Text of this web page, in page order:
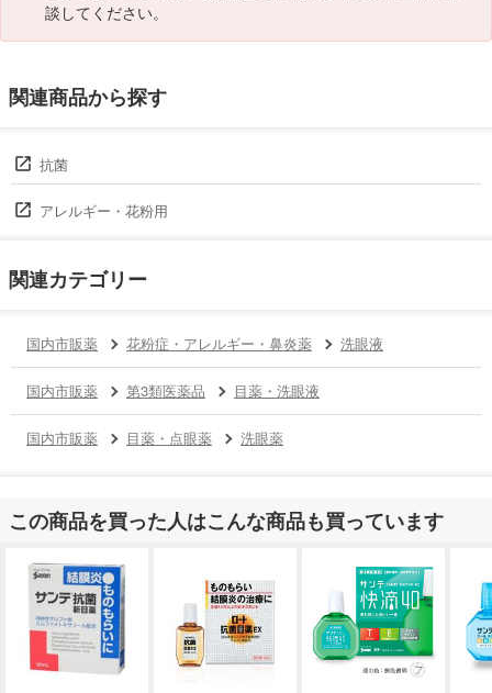
談してください。
関連商品から探す
抗菌
アレルギー・花粉用
関連カテゴリー
国内市販薬 花粉症・アレルギー・鼻炎薬 洗眼液
国内市販薬 第3類医薬品 目薬・洗眼液
国内市販薬 目薬・点眼薬 洗眼薬
この商品を買った人はこんな商品も買っています